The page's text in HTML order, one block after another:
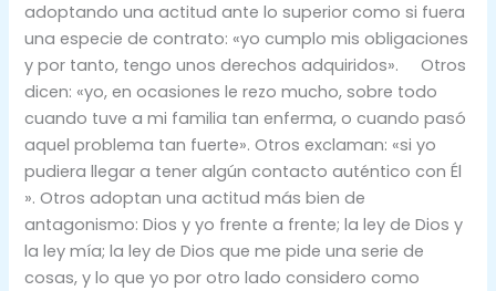
adoptando una actitud ante lo superior como si fuera
una especie de contrato: «yo cumplo mis obligaciones
y por tanto, tengo unos derechos adquiridos». Otros
dicen: «yo, en ocasiones le rezo mucho, sobre todo
cuando tuve a mi familia tan enferma, o cuando pasó
aquel problema tan fuerte». Otros exclaman: «si yo
pudiera llegar a tener algún contacto auténtico con Él
». Otros adoptan una actitud más bien de
antagonismo: Dios y yo frente a frente; la ley de Dios y
la ley mía; la ley de Dios que me pide una serie de
cosas, y lo que yo por otro lado considero como